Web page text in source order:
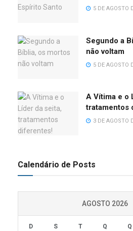
5 DE AGOSTO
Segundo a
não voltam
5 DE AGOSTO
A Vítima e o
tratamentos
3 DE AGOSTO
Calendário de Posts
AGOSTO 2026
D S T Q Q